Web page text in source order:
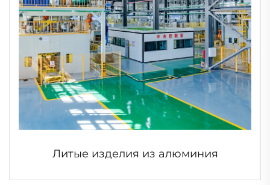
Литые изделия из алюминия